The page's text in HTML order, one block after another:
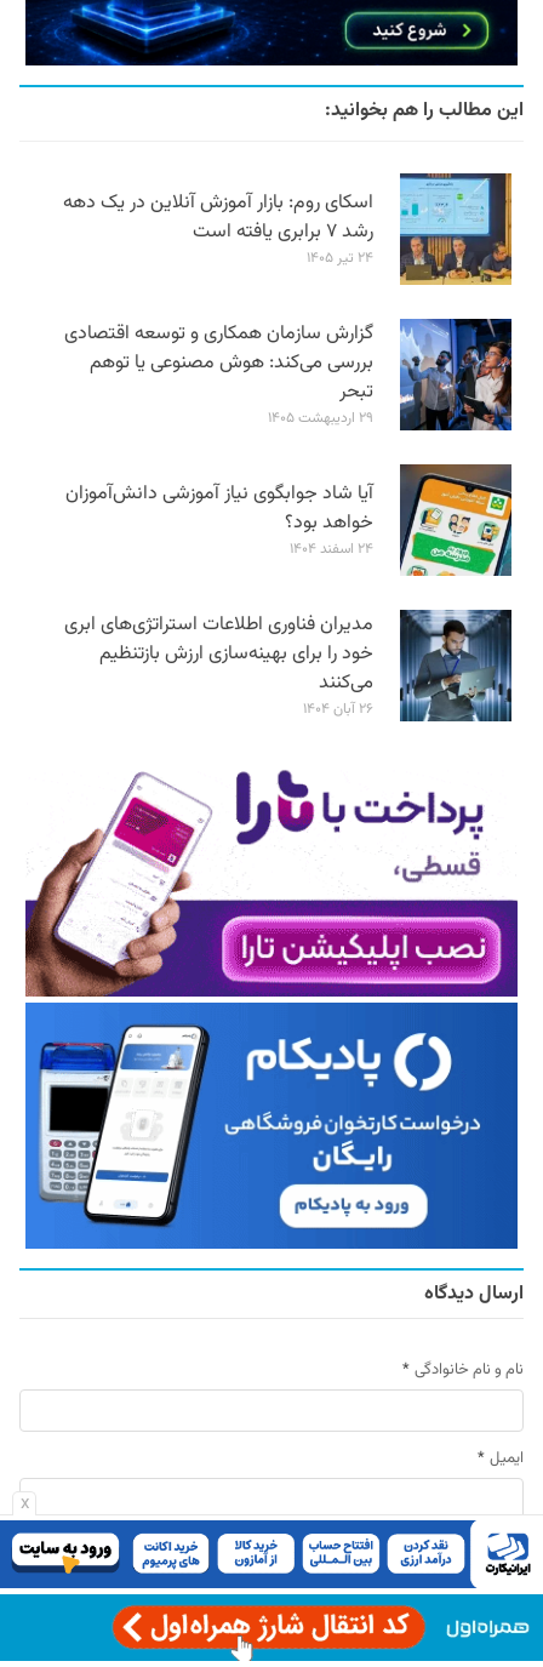
x
این مطالب را هم بخوانید:
اسکای روم: بازار آموزش آنلاین در یک دهه
رشد ۷ برابری یافته است
۲۴ تیر ۱۴۰۵
گزارش سازمان همکاری و توسعه اقتصادی
بررسی می‌کند: هوش مصنوعی یا توهم
تبحر
۲۹ اردیبهشت ۱۴۰۵
آیا شاد جوابگوی نیاز آموزشی دانش‌آموزان
خواهد بود؟
۲۴ اسفند ۱۴۰۴
مدیران فناوری اطلاعات استراتژی‌های ابری
خود را برای بهینه‌سازی ارزش بازتنظیم
می‌کنند
۲۶ آبان ۱۴۰۴
ارسال دیدگاه
نام و نام خانوادگی *
ایمیل *
دیدگاه خود را با ما در میان بگذارید